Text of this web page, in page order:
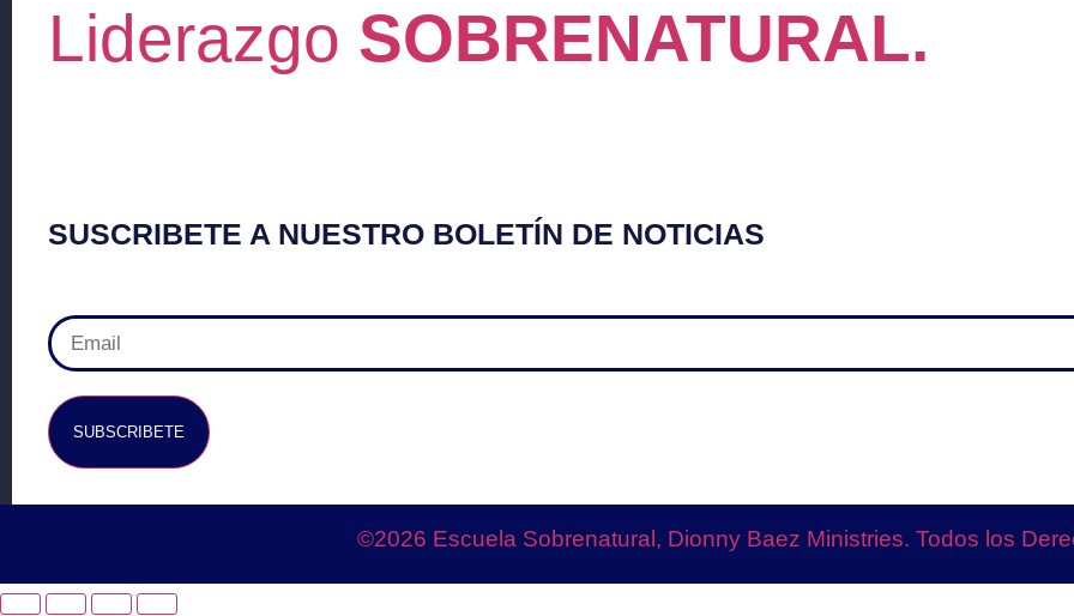
Liderazgo SOBRENATURAL.
SUSCRIBETE A NUESTRO BOLETÍN DE NOTICIAS
SUBSCRIBETE
©2026 Escuela Sobrenatural, Dionny Baez Ministries. Todos los